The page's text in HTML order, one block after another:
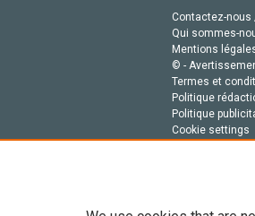
Contactez-nous
Qui sommes-
Mentions
© -
Termes et
Politique
Politique
Cookie settings